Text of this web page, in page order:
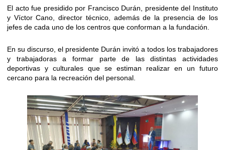
El acto fue presidido por Francisco Durán, presidente del Instituto
y Víctor Cano, director técnico, además de la presencia de los
jefes de cada uno de los centros que conforman a la fundación.
En su discurso, el presidente Durán invitó a todos los trabajadores
y trabajadoras a formar parte de las distintas actividades
deportivas y culturales que se estiman realizar en un futuro
cercano para la recreación del personal.